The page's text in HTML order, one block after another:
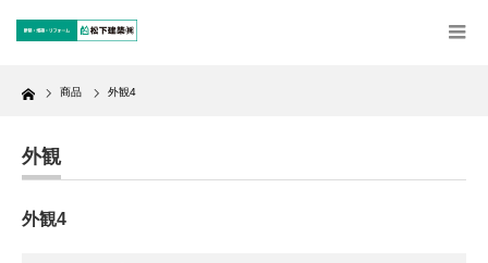
Home 商品 外観4
外観
外観4